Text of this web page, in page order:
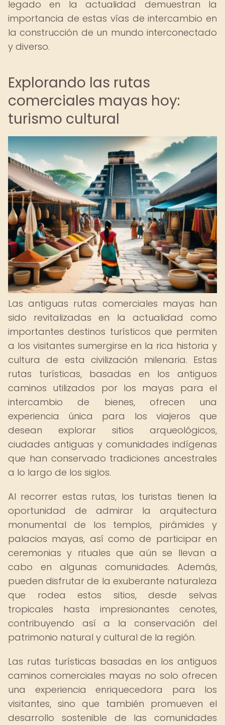
legado en la actualidad demuestran la
importancia de estas vías de intercambio en
la construcción de un mundo interconectado
y diverso.
Explorando las rutas
comerciales mayas hoy:
turismo cultural
Las antiguas rutas comerciales mayas han
sido revitalizadas en la actualidad como
importantes destinos turísticos que permiten
a los visitantes sumergirse en la rica historia y
cultura de esta civilización milenaria. Estas
rutas turísticas, basadas en los antiguos
caminos utilizados por los mayas para el
intercambio de bienes, ofrecen una
experiencia única para los viajeros que
desean explorar sitios arqueológicos,
ciudades antiguas y comunidades indígenas
que han conservado tradiciones ancestrales
a lo largo de los siglos.
Al recorrer estas rutas, los turistas tienen la
oportunidad de admirar la arquitectura
monumental de los templos, pirámides y
palacios mayas, así como de participar en
ceremonias y rituales que aún se llevan a
cabo en algunas comunidades. Además,
pueden disfrutar de la exuberante naturaleza
que rodea estos sitios, desde selvas
tropicales hasta impresionantes cenotes,
contribuyendo así a la conservación del
patrimonio natural y cultural de la región.
Las rutas turísticas basadas en los antiguos
caminos comerciales mayas no solo ofrecen
una experiencia enriquecedora para los
visitantes, sino que también promueven el
desarrollo sostenible de las comunidades